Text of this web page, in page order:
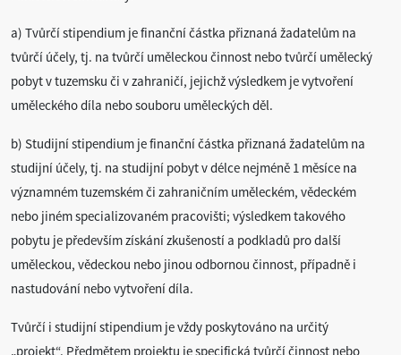
a) Tvůrčí stipendium je finanční částka přiznaná žadatelům na
tvůrčí účely, tj. na tvůrčí uměleckou činnost nebo tvůrčí umělecký
pobyt v tuzemsku či v zahraničí, jejichž výsledkem je vytvoření
uměleckého díla nebo souboru uměleckých děl.
b) Studijní stipendium je finanční částka přiznaná žadatelům na
studijní účely, tj. na studijní pobyt v délce nejméně 1 měsíce na
významném tuzemském či zahraničním uměleckém, vědeckém
nebo jiném specializovaném pracovišti; výsledkem takového
pobytu je především získání zkušeností a podkladů pro další
uměleckou, vědeckou nebo jinou odbornou činnost, případně i
nastudování nebo vytvoření díla.
Tvůrčí i studijní stipendium je vždy poskytováno na určitý
„projekt“. Předmětem projektu je specifická tvůrčí činnost nebo